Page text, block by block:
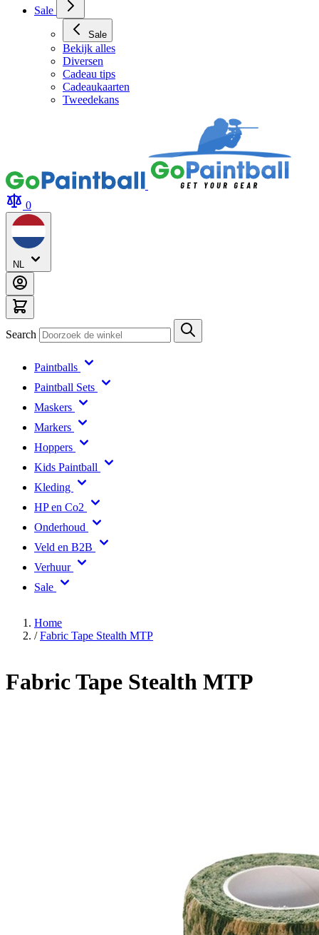
Sale
Sale
Bekijk alles
Diversen
Cadeau tips
Cadeaukaarten
Tweedekans
0
NL
Search
Paintballs
Paintball Sets
Maskers
Markers
Hoppers
Kids Paintball
Kleding
HP en Co2
Onderhoud
Veld en B2B
Verhuur
Sale
Home
/ Fabric Tape Stealth MTP
Fabric Tape Stealth MTP